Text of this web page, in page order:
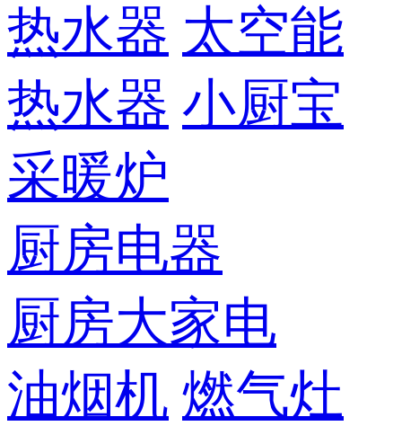
热水器 太空能
热水器 小厨宝
采暖炉
厨房电器
厨房大家电
油烟机 燃气灶